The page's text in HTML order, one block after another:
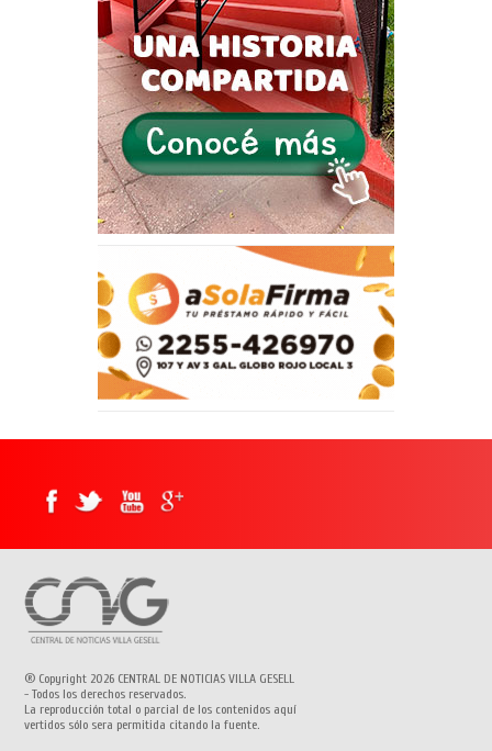
® Copyright 2026 CENTRAL DE NOTICIAS VILLA GESELL
- Todos los derechos reservados.
La reproducción total o parcial de los contenidos aquí
vertidos sólo sera permitida citando la fuente.